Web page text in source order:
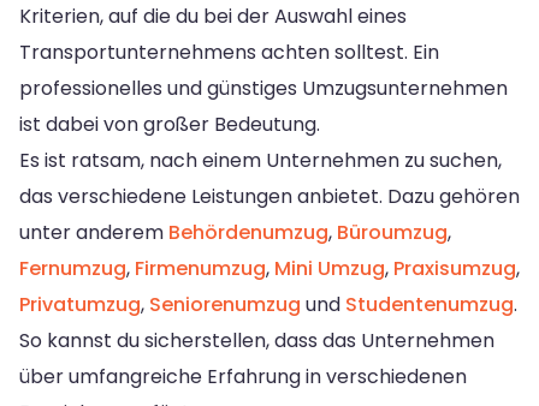
Kriterien, auf die du bei der Auswahl eines
Transportunternehmens achten solltest. Ein
professionelles und günstiges Umzugsunternehmen
ist dabei von großer Bedeutung.
Es ist ratsam, nach einem Unternehmen zu suchen,
das verschiedene Leistungen anbietet. Dazu gehören
unter anderem Behördenumzug, Büroumzug,
Fernumzug, Firmenumzug, Mini Umzug, Praxisumzug,
Privatumzug, Seniorenumzug und Studentenumzug.
So kannst du sicherstellen, dass das Unternehmen
über umfangreiche Erfahrung in verschiedenen